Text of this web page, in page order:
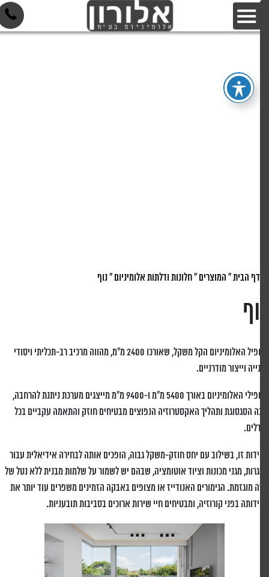
דף הבית»המוצרים»חלונות ודלתות אלומיניום»נוף
פרופיל האלומיניום הקל משקל, שאורכו 2400 מ"מ, מהווה מרכיב רב-תכליתי ויסודי
וייצור מודרניים.
פרופילי האלומיניום באורך 5400 מ"מ ו-9400 מ"מ מייצגים מערכת ניתנת להרחבה,
הסגסוגת ותהליך האקסטרוזיה הנפוצים מבטיחים חוזק והתאמה עקביים בכל
זו, בשילוב עם יחס חוזק-משקל גבוה, הופכים אותה לבחירה אידיאלית עבור
מגני מכונות וציוד אוטומציה, שבהם יש לשמור על שלמות מבנית ללא נטל של
מוגזמת. הגימורים האנודייז או מצופים באבקה הזמינים משפרים עוד יותר את
בפני קורוזיה, ומבטיחים חיי שירות ארוכים בסביבות תובעניות.